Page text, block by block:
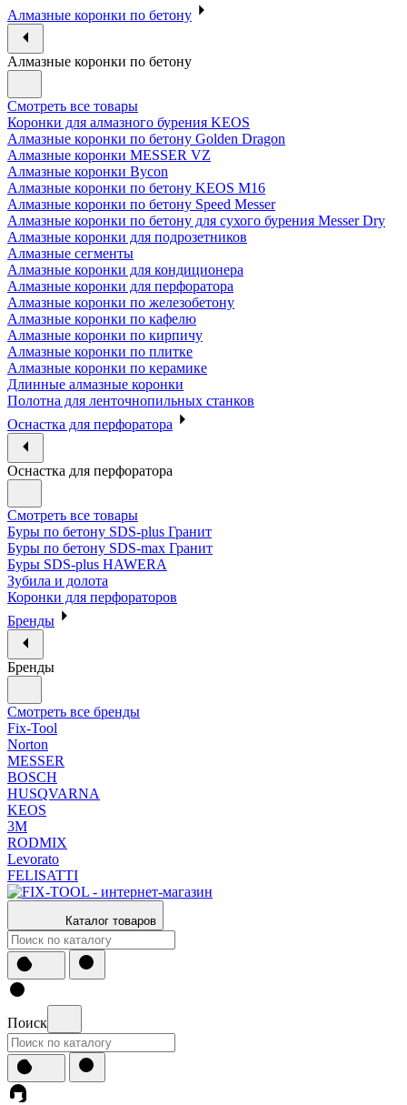
Алмазные коронки по бетону
Алмазные коронки по бетону
Смотреть все товары
Коронки для алмазного бурения KEOS
Алмазные коронки по бетону Golden Dragon
Алмазные коронки MESSER VZ
Алмазные коронки Bycon
Алмазные коронки по бетону KEOS M16
Алмазные коронки по бетону Speed Messer
Алмазные коронки по бетону для сухого бурения Messer Dry
Алмазные коронки для подрозетников
Алмазные сегменты
Алмазные коронки для кондиционера
Алмазные коронки для перфоратора
Алмазные коронки по железобетону
Алмазные коронки по кафелю
Алмазные коронки по кирпичу
Алмазные коронки по плитке
Алмазные коронки по керамике
Длинные алмазные коронки
Полотна для ленточнопильных станков
Оснастка для перфоратора
Оснастка для перфоратора
Смотреть все товары
Буры по бетону SDS-plus Гранит
Буры по бетону SDS-max Гранит
Буры SDS-plus HAWERA
Зубила и долота
Коронки для перфораторов
Бренды
Бренды
Смотреть все бренды
Fix-Tool
Norton
MESSER
BOSCH
HUSQVARNA
KEOS
3М
RODMIX
Levorato
FELISATTI
Каталог товаров
Поиск